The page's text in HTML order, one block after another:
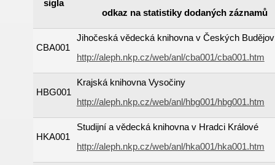
sigla
odkaz na statistiky dodaných záznamů
CBA001
Jihočeská vědecká knihovna v Českých
http://aleph.nkp.cz/web/anl/cba001/cba001.htm
HBG001
Krajská knihovna Vysočiny
http://aleph.nkp.cz/web/anl/hbg001/hbg001.htm
HKA001
Studijní a vědecká knihovna v Hradci Králové
http://aleph.nkp.cz/web/anl/hka001/hka001.htm